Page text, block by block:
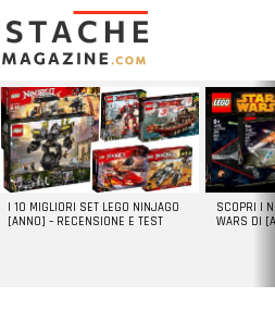
I 10 MIGLIORI SET LEGO NINJAGO
[ANNO] – RECENSIONE E TEST
SCOPRI I
WARS DI